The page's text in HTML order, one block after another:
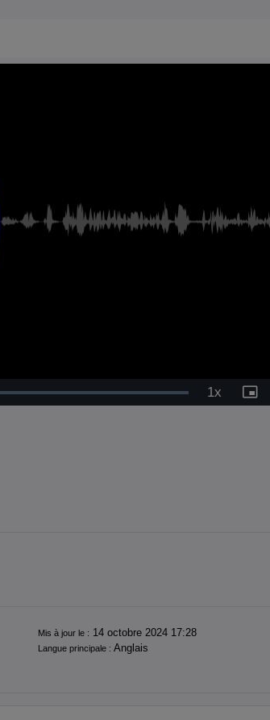
1xVitesse
de
Image
dans
Mis à jour le : 14 octobre 2024 17:28
Langue principale : Anglais